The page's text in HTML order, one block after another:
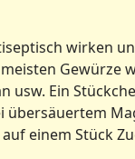
wirken
Gewürze
usw. Ein
einem Stück